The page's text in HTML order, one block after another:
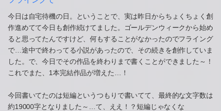
今日は自宅待機の日。ということで、実は昨日からちょくちょく創
作進めてて今日も創作続けてました。ゴールデンウィークから始め
ると思ってたんですけど、何もすることがなかったのでフライング
で…途中で終わってる小説があったので、その続きを創作していま
した。で、今日でその作品を終わりまで書くことができました～！
これでまた、1本完結作品が増えた…！
今回書いてたのは短編というつもりで書いてて、最終的な文字数は
約19000字となりました～…て、ええ！？短編じゃなくな